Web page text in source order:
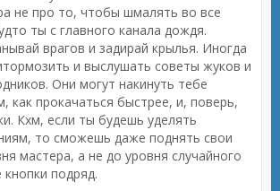
не про то, чтобы шмалять во все
ты с главного канала дождя.
врагов и задирай крылья. Иногда
и выслушать советы жуков и
Они могут накинуть тебе
как прокачаться быстрее, и, поверь,
Кхм, если ты будешь уделять
то сможешь даже поднять свои
мастера, а не до уровня случайного
подряд.